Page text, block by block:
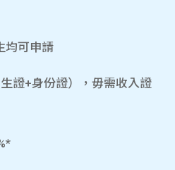
均可申請
證+身份證），毋需收入證